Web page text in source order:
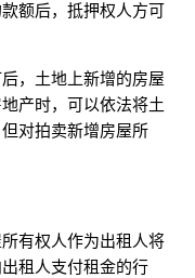
额后，抵押权人方可
，土地上新增的房屋
产时，可以依法将土
对拍卖新增房屋所
有权人作为出租人将
租人支付租金的行